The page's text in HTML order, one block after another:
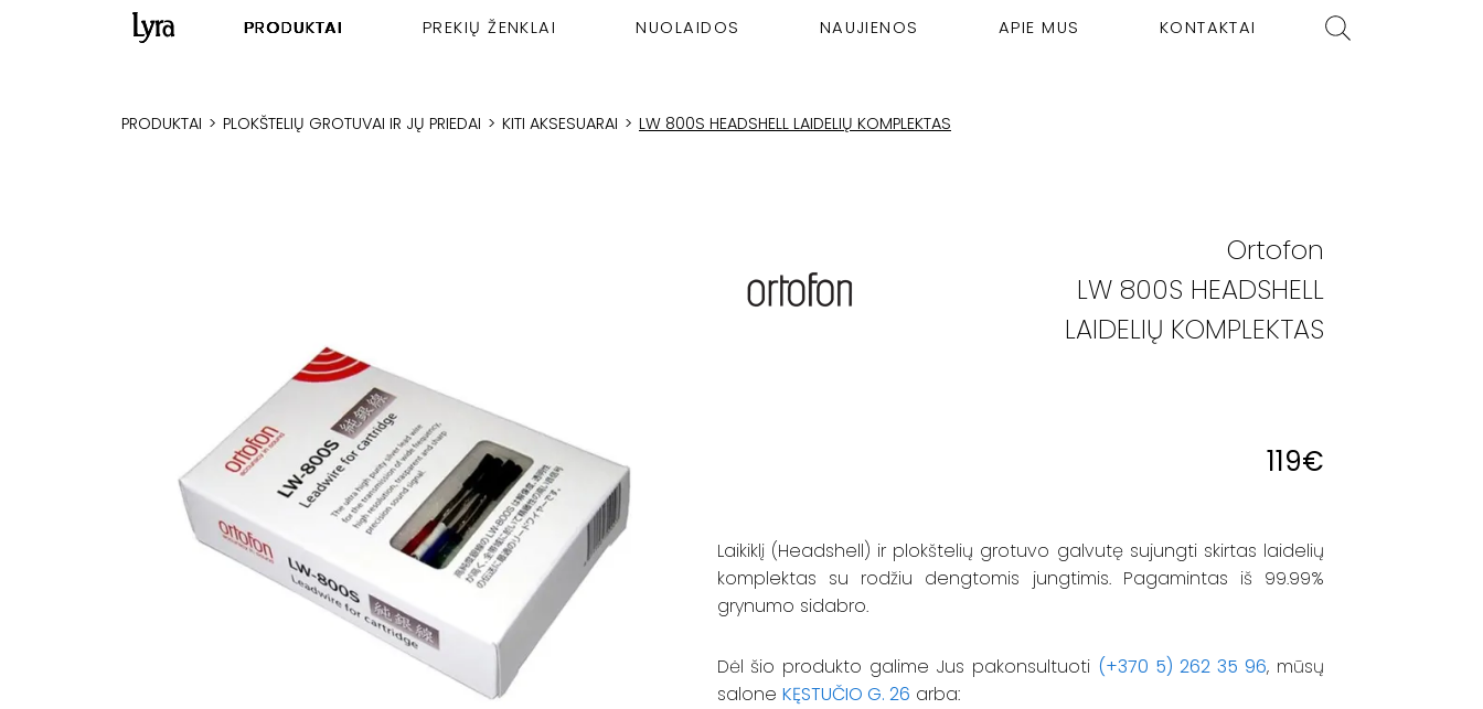
PRODUKTAI PREKIŲ ŽENKLAI NUOLAIDOS NAUJIENOS APIE MUS KONTAKTAI
PRODUKTAI > PLOKŠTELIŲ GROTUVAI IR JŲ PRIEDAI > KITI AKSESUARAI > LW 800S HEADSHELL LAIDELIŲ KOMPLEKTAS
Ortofon
LW 800S HEADSHELL
LAIDELIŲ KOMPLEKTAS
119€
Laikiklį (Headshell) ir plokštelių grotuvo galvutę sujungti skirtas laidelių
komplektas su rodžiu dengtomis jungtimis. Pagamintas iš 99.99%
grynumo sidabro.
Dėl šio produkto galime Jus pakonsultuoti (+370 5) 262 35 96, mūsų
salone KĘSTUČIO G. 26 arba: